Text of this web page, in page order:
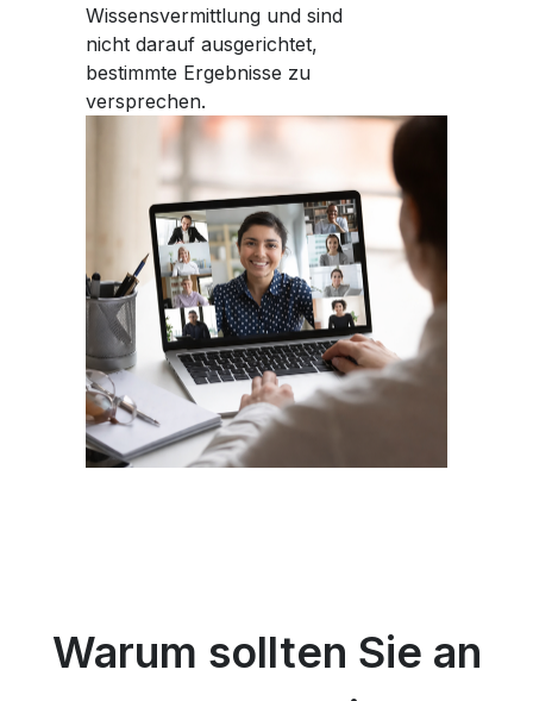
Wissensvermittlung und sind
nicht darauf ausgerichtet,
bestimmte Ergebnisse zu
versprechen.
Warum sollten Sie an